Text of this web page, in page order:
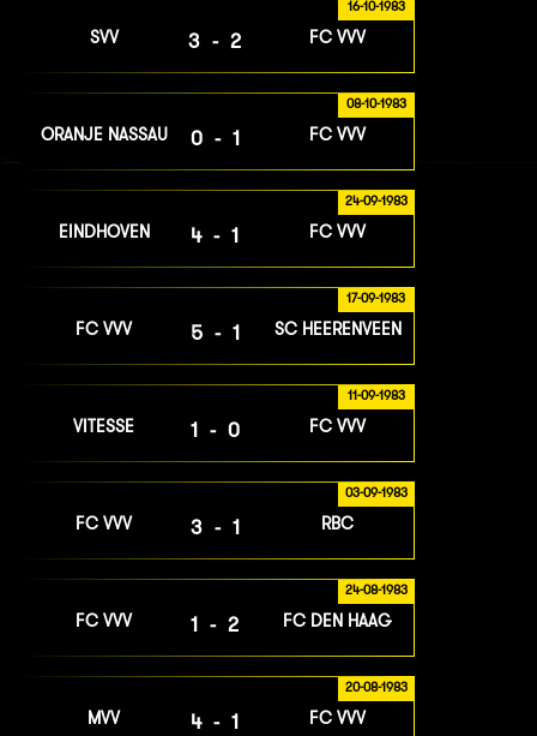
16-10-1983
SVV 3-2 FC VVV
08-10-1983
ORANJE NASSAU 0-1 FC VVV
24-09-1983
EINDHOVEN 4-1 FC VVV
17-09-1983
FC VVV 5-1 SC HEERENVEEN
11-09-1983
VITESSE 1-0 FC VVV
03-09-1983
FC VVV 3-1 RBC
24-08-1983
FC VVV 1-2 FC DEN HAAG
20-08-1983
MVV 4-1 FC VVV